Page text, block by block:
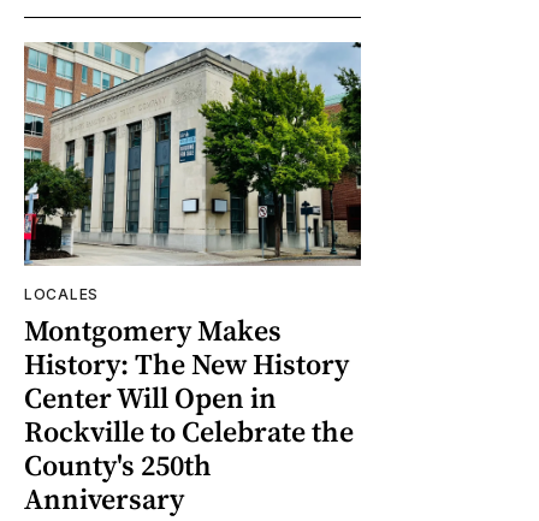
LOCALES
Montgomery Makes
History: The New History
Center Will Open in
Rockville to Celebrate the
County's 250th
Anniversary